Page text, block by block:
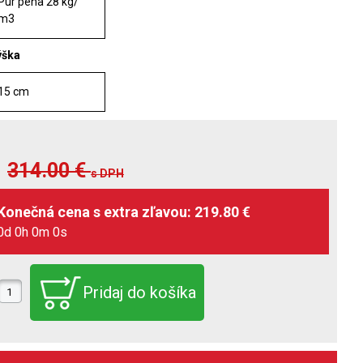
cm
314.00€s DPH
0h 0m 0s